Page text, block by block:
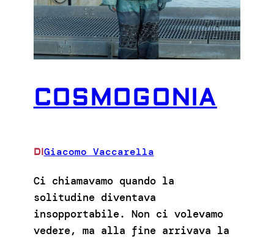
COSMOGONIA
DIGiacomo Vaccarella
Ci chiamavamo quando la
solitudine diventava
insopportabile. Non ci volevamo
vedere, ma alla fine arrivava la